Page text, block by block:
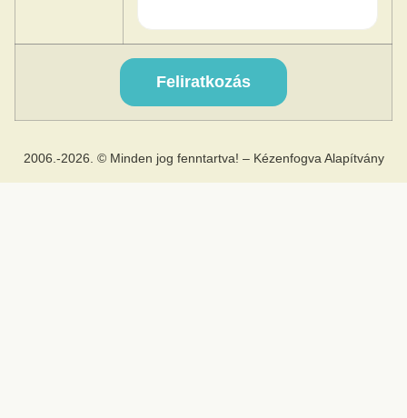
2006.-2026. © Minden jog fenntartva! – Kézenfogva Alapítvány